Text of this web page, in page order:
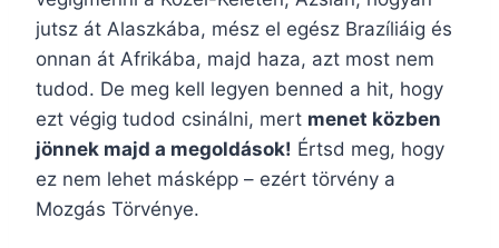
jutsz át Alaszkába, mész el egész Brazíliáig és
onnan át Afrikába, majd haza, azt most nem
tudod. De meg kell legyen benned a hit, hogy
ezt végig tudod csinálni, mert menet közben
jönnek majd a megoldások! Értsd meg, hogy
ez nem lehet másképp – ezért törvény a
Mozgás Törvénye.